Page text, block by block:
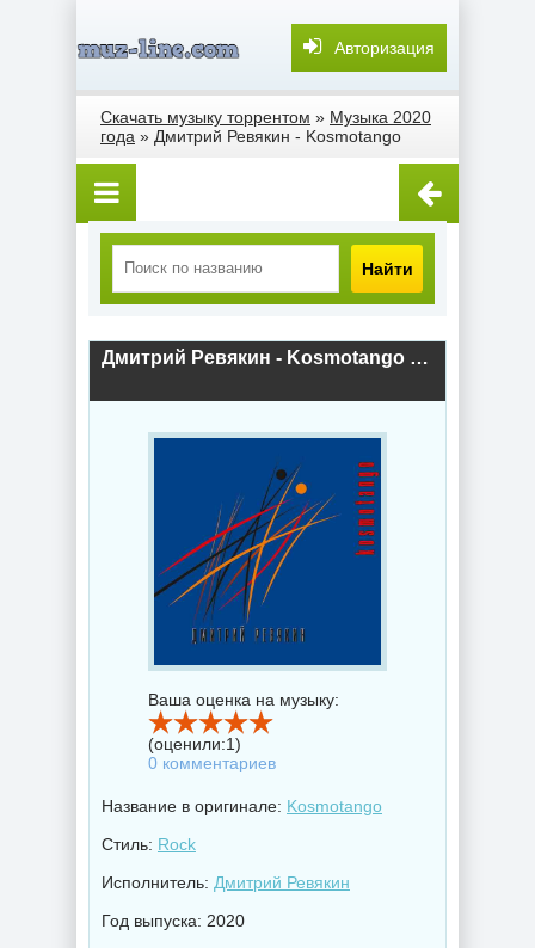
Авторизация
Скачать музыку торрентом » Музыка 2020
года » Дмитрий Ревякин - Kosmotango
Найти
Дмитрий Ревякин - Kosmotango (2020) скачать торрент
Ваша оценка на музыку:
(оценили:1)
0 комментариев
Название в оригинале: Kosmotango
Стиль: Rock
Исполнитель: Дмитрий Ревякин
Год выпуска: 2020